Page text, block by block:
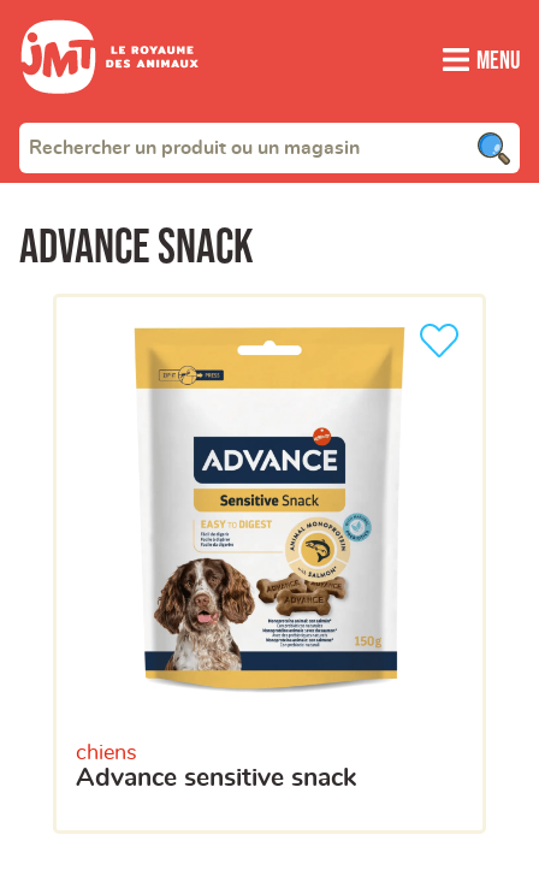
Menu
Advance snack
chiens
advance sensitive snack